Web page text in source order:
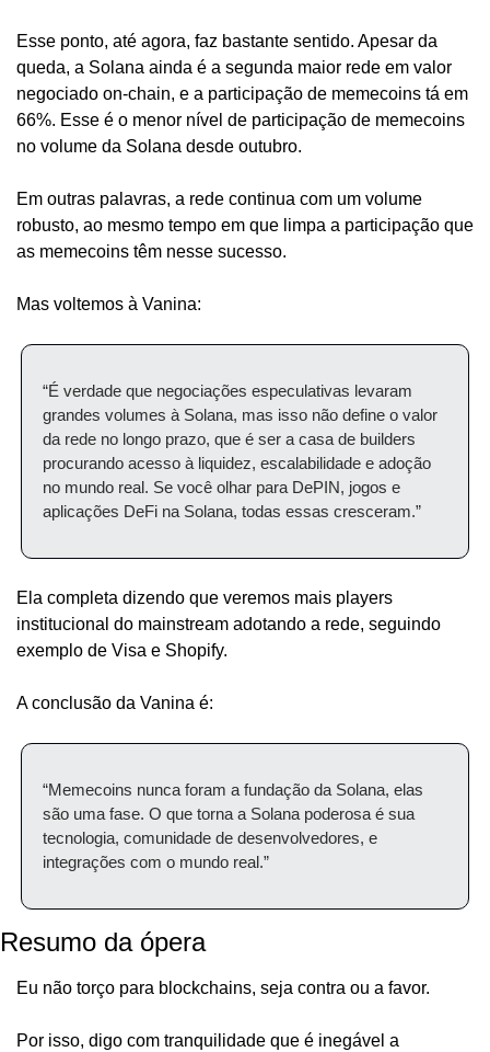
Esse ponto, até agora, faz bastante sentido. Apesar da
queda, a Solana ainda é a segunda maior rede em valor
negociado on-chain, e a participação de memecoins tá em
66%. Esse é o menor nível de participação de memecoins
no volume da Solana desde outubro.
Em outras palavras, a rede continua com um volume
robusto, ao mesmo tempo em que limpa a participação que
as memecoins têm nesse sucesso.
Mas voltemos à Vanina:
“É verdade que negociações especulativas levaram
grandes volumes à Solana, mas isso não define o valor
da rede no longo prazo, que é ser a casa de builders
procurando acesso à liquidez, escalabilidade e adoção
no mundo real. Se você olhar para DePIN, jogos e
aplicações DeFi na Solana, todas essas cresceram.”
Ela completa dizendo que veremos mais players
institucional do mainstream adotando a rede, seguindo
exemplo de Visa e Shopify.
A conclusão da Vanina é:
“Memecoins nunca foram a fundação da Solana, elas
são uma fase. O que torna a Solana poderosa é sua
tecnologia, comunidade de desenvolvedores, e
integrações com o mundo real.”
Resumo da ópera
Eu não torço para blockchains, seja contra ou a favor.
Por isso, digo com tranquilidade que é inegável a